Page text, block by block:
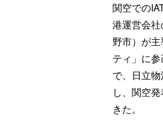
関空での
港運営会
野市）が
ティ」に
で、日立
し、関空
きた。